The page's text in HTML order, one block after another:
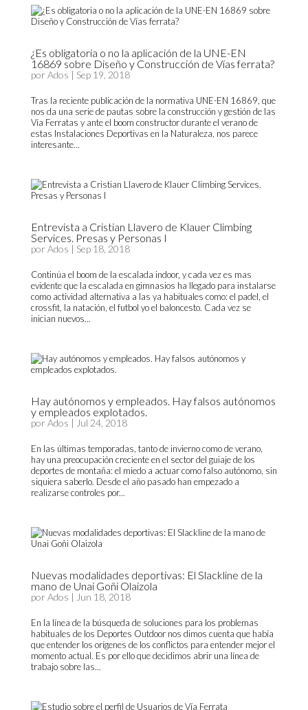
¿Es obligatoria o no la aplicación de la UNE-EN
16869 sobre Diseño y Construcción de Vías ferrata?
por Ados | Sep 19, 2018
Tras la reciente publicación de la normativa UNE-EN 16869, que
nos da una serie de pautas sobre la construcción y gestión de las
Vía Ferratas y ante el boom constructor durante el verano de
estas Instalaciones Deportivas en la Naturaleza, nos parece
interesante...
Entrevista a Cristian Llavero de Klauer Climbing
Services. Presas y Personas I
por Ados | Sep 18, 2018
Continúa el boom de la escalada indoor, y cada vez es mas
evidente que la escalada en gimnasios ha llegado para instalarse
como actividad alternativa a las ya habituales como: el padel, el
crossfit, la natación, el futbol yo el baloncesto. Cada vez se
inician nuevos...
Hay autónomos y empleados. Hay falsos autónomos
y empleados explotados.
por Ados | Jul 24, 2018
En las últimas temporadas, tanto de invierno como de verano,
hay una preocupación creciente en el sector del guiaje de los
deportes de montaña: el miedo a actuar como falso autónomo, sin
siquiera saberlo. Desde el año pasado han empezado a
realizarse controles por...
Nuevas modalidades deportivas: El Slackline de la
mano de Unai Goñi Olaizola
por Ados | Jun 18, 2018
En la línea de la búsqueda de soluciones para los problemas
habituales de los Deportes Outdoor nos dimos cuenta que había
que entender los orígenes de los conflictos para entender mejor el
momento actual. Es por ello que decidimos abrir una línea de
trabajo sobre las...